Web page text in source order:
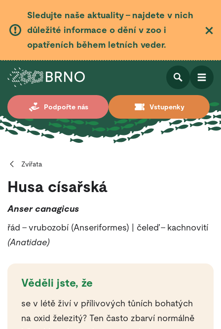
Sledujte naše aktuality – najdete v nich
důležité informace o dění v zoo i
opatřeních během letních veder.
Podpořte nás Vstupenky
Otevřít
Otevřít
Zvířata
Husa císařská
Anser canagicus
řád – vrubozobí (Anseriformes) | čeleď – kachnovití
(Anatidae)
Věděli jste, že
se v létě živí v přílivových tůních bohatých
na oxid železitý? Ten často zbarví normálně